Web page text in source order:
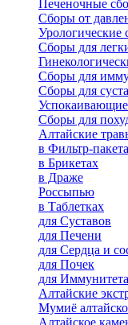
Печеночные
Сборы от
Урологические
Сборы для
Сборы для
Сборы для
Сборы для
Алтайские
в Фильтр-
в Брикетах
в Драже
Россыпью
в Таблетках
для Cуставов
для Печени
для Сердца и
для Почек
для Иммунитета
Алтайские
Мумиё
Алтайское